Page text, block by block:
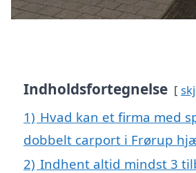
Indholdsfortegnelse
1) Hvad kan et firma med
dobbelt carport i Frørup
2) Indhent altid mindst 3